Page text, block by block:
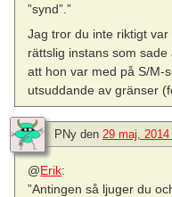
”synd”.”
Jag tror du inte riktigt
rättslig instans som
att hon var med på S/M-
utsuddande av gränser
PNy den 29 maj, 2014
@Erik:
”Antingen så ljuger du